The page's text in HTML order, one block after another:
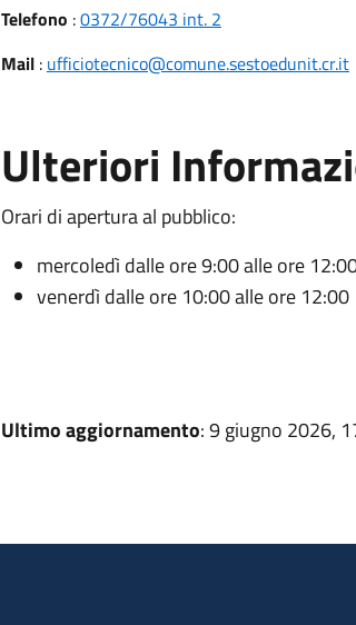
Telefono :0372/76043 int. 2
Mail: ufficiotecnico@comune.sestoedunit.cr.it
Ulteriori
Orari di apertura al pubblico:
mercoledì dalle ore 9:00 alle ore
venerdì dalle ore 10:00 alle ore 12:00
Ultimo aggiornamento: 9 giugno 2026,